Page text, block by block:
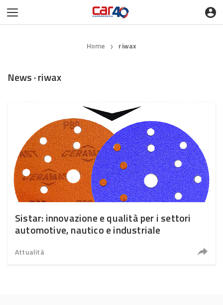
Home ❯ riwax
News · riwax
Sistar: innovazione e qualità per i settori
automotive, nautico e industriale
Attualità